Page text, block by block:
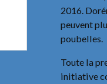
2016.
peuvent
poubelles.
Toute la
initiative